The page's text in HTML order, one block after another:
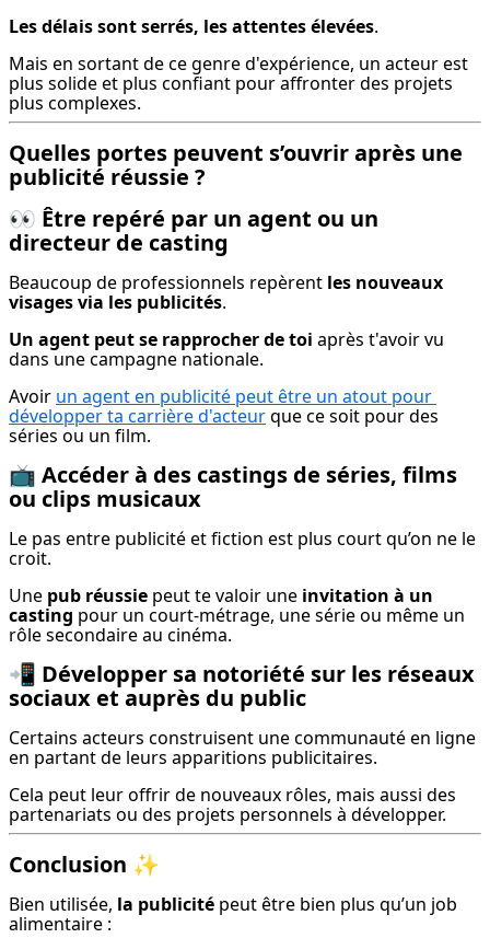
Les délais sont serrés, les attentes élevées.
Mais en sortant de ce genre d'expérience, un acteur est
plus solide et plus confiant pour affronter des projets
plus complexes.
Quelles portes peuvent s’ouvrir après une
publicité réussie ?
👀 Être repéré par un agent ou un
directeur de casting
Beaucoup de professionnels repèrent les nouveaux
visages via les publicités.
Un agent peut se rapprocher de toi après t'avoir vu
dans une campagne nationale.
Avoir un agent en publicité peut être un atout pour
développer ta carrière d'acteur que ce soit pour des
séries ou un film.
📺 Accéder à des castings de séries, films
ou clips musicaux
Le pas entre publicité et fiction est plus court qu’on ne le
croit.
Une pub réussie peut te valoir une invitation à un
casting pour un court-métrage, une série ou même un
rôle secondaire au cinéma.
📲 Développer sa notoriété sur les réseaux
sociaux et auprès du public
Certains acteurs construisent une communauté en ligne
en partant de leurs apparitions publicitaires.
Cela peut leur offrir de nouveaux rôles, mais aussi des
partenariats ou des projets personnels à développer.
Conclusion ✨
Bien utilisée, la publicité peut être bien plus qu’un job
alimentaire :